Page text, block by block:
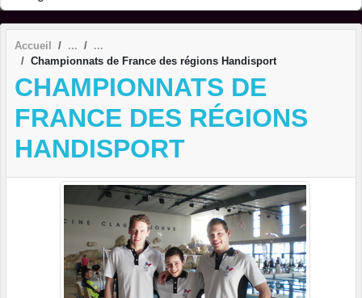
Accueil
Championnats de France des régions Handisport
CHAMPIONNATS DE
FRANCE DES RÉGIONS
HANDISPORT